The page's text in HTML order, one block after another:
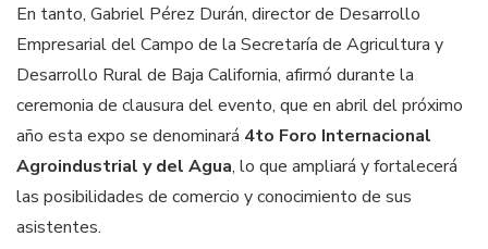
En tanto, Gabriel Pérez Durán, director de Desarrollo
Empresarial del Campo de la Secretaría de Agricultura y
Desarrollo Rural de Baja California, afirmó durante la
ceremonia de clausura del evento, que en abril del próximo
año esta expo se denominará 4to Foro Internacional
Agroindustrial y del Agua, lo que ampliará y fortalecerá
las posibilidades de comercio y conocimiento de sus
asistentes.